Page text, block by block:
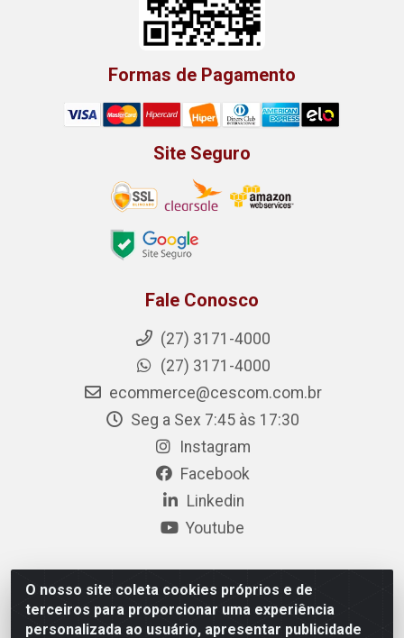
O nosso site coleta cookies próprios e de
terceiros para proporcionar uma experiência
personalizada ao usuário, apresentar publicidade
Formas de Pagamento
Site Seguro
Fale Conosco
(27) 3171-4000
(27) 3171-4000
ecommerce@cescom.com.br
Seg a Sex 7:45 às 17:30
Instagram
Facebook
Linkedin
Youtube
Cescom Distribuidor - Rodovia BR 101, Km 163, S/N – Rio
Quartel, Linhares/ES – CEP 29.900-983 – CNPJ